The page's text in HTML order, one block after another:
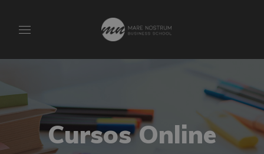
Cursos Online